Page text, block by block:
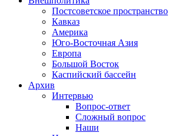
Постсоветское пространство
Кавказ
Америка
Юго-Восточная Азия
Европа
Большой Восток
Каспийский бассейн
Архив
Интервью
Вопрос-ответ
Сложный вопрос
Наши